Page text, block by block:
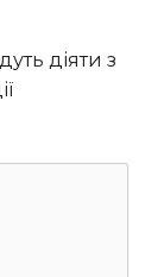
діяти з